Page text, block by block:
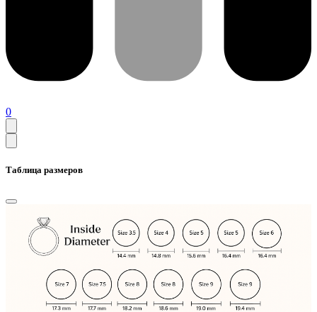
0
Таблица размеров